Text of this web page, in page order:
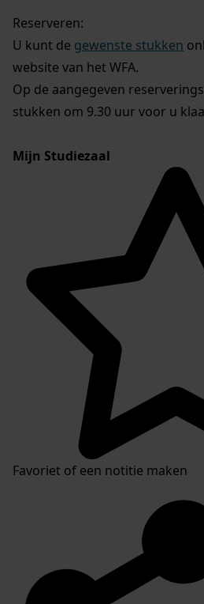
Reserveren:
U kunt de gewenste stukken
website van het WFA.
Op de aangegeven
stukken om 9.30 uur voor u
Mijn Studiezaal
Favoriet of een notitie maken